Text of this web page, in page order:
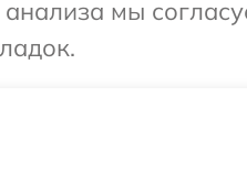
мы